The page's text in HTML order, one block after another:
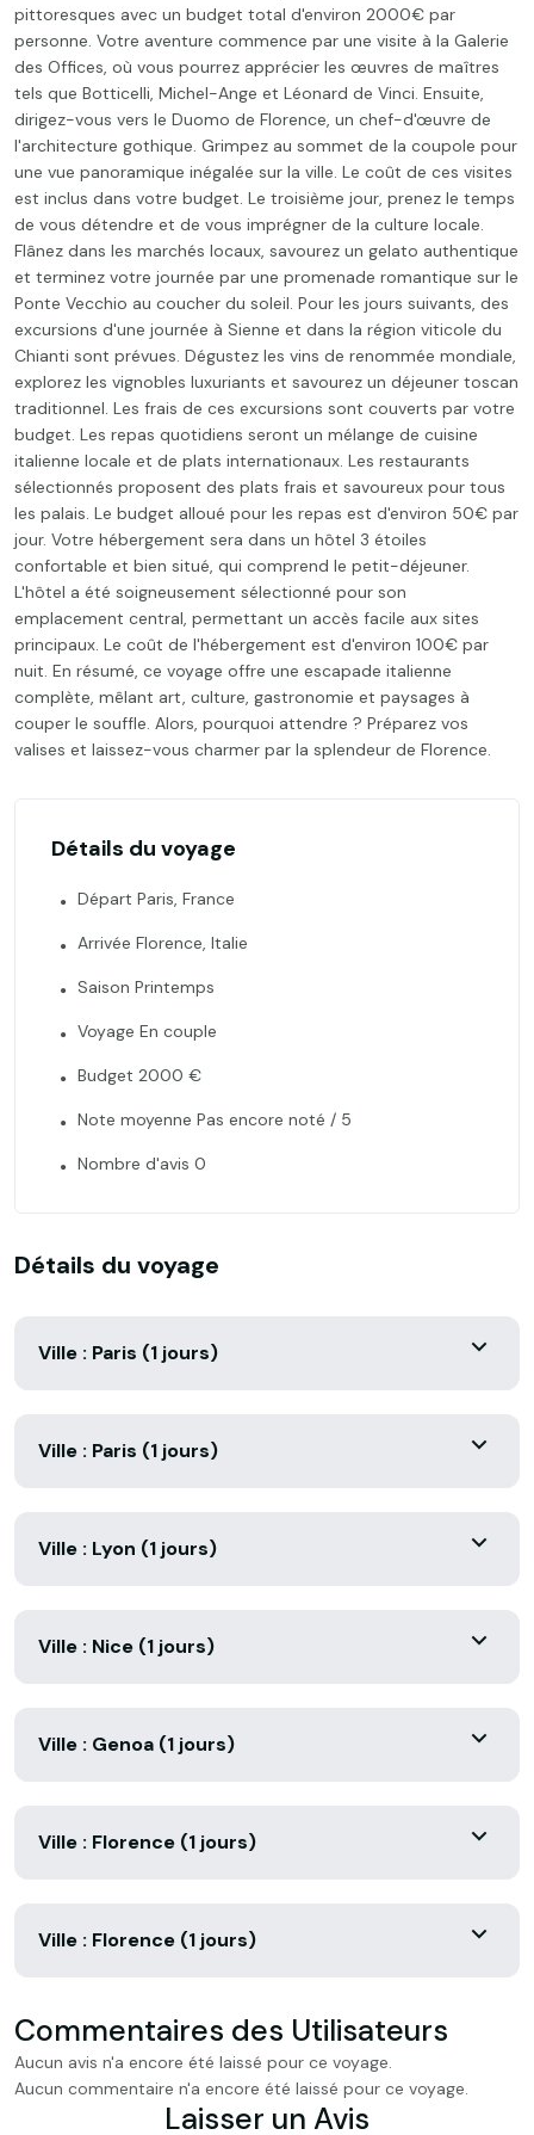
pittoresques avec un budget total d'environ 2000€ par
personne. Votre aventure commence par une visite à la Galerie
des Offices, où vous pourrez apprécier les œuvres de maîtres
tels que Botticelli, Michel-Ange et Léonard de Vinci. Ensuite,
dirigez-vous vers le Duomo de Florence, un chef-d'œuvre de
l'architecture gothique. Grimpez au sommet de la coupole pour
une vue panoramique inégalée sur la ville. Le coût de ces visites
est inclus dans votre budget. Le troisième jour, prenez le temps
de vous détendre et de vous imprégner de la culture locale.
Flânez dans les marchés locaux, savourez un gelato authentique
et terminez votre journée par une promenade romantique sur le
Ponte Vecchio au coucher du soleil. Pour les jours suivants, des
excursions d'une journée à Sienne et dans la région viticole du
Chianti sont prévues. Dégustez les vins de renommée mondiale,
explorez les vignobles luxuriants et savourez un déjeuner toscan
traditionnel. Les frais de ces excursions sont couverts par votre
budget. Les repas quotidiens seront un mélange de cuisine
italienne locale et de plats internationaux. Les restaurants
sélectionnés proposent des plats frais et savoureux pour tous
les palais. Le budget alloué pour les repas est d'environ 50€ par
jour. Votre hébergement sera dans un hôtel 3 étoiles
confortable et bien situé, qui comprend le petit-déjeuner.
L'hôtel a été soigneusement sélectionné pour son
emplacement central, permettant un accès facile aux sites
principaux. Le coût de l'hébergement est d'environ 100€ par
nuit. En résumé, ce voyage offre une escapade italienne
complète, mêlant art, culture, gastronomie et paysages à
couper le souffle. Alors, pourquoi attendre ? Préparez vos
valises et laissez-vous charmer par la splendeur de Florence.
Détails du voyage
Départ Paris, France
Arrivée Florence, Italie
Saison Printemps
Voyage En couple
Budget 2000 €
Note moyenne Pas encore noté / 5
Nombre d'avis 0
Détails du voyage
Ville : Paris (1 jours)
Ville : Paris (1 jours)
Ville : Lyon (1 jours)
Ville : Nice (1 jours)
Ville : Genoa (1 jours)
Ville : Florence (1 jours)
Ville : Florence (1 jours)
Commentaires des Utilisateurs
Aucun avis n'a encore été laissé pour ce voyage.
Aucun commentaire n'a encore été laissé pour ce voyage.
Laisser un Avis